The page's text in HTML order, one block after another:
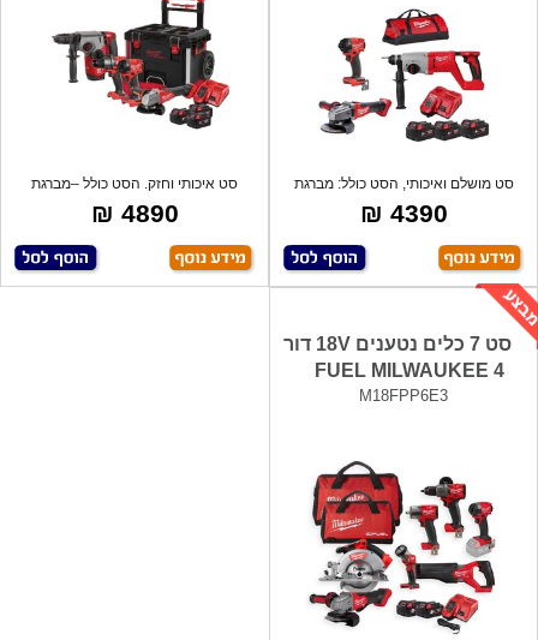
סט מושלם ואיכותי, הסט כולל: מברגת
אימפקט
4390 ₪
סט איכותי וחזק. הסט כולל –מברגת
אימפקט,
4890 ₪
סט 7 כלים נטענים 18V דור
4 FUEL MILWAUKEE
M18FPP6E3